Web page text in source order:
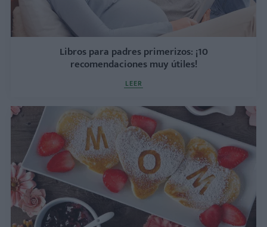
Libros para padres primerizos: ¡10
recomendaciones muy útiles!
LEER